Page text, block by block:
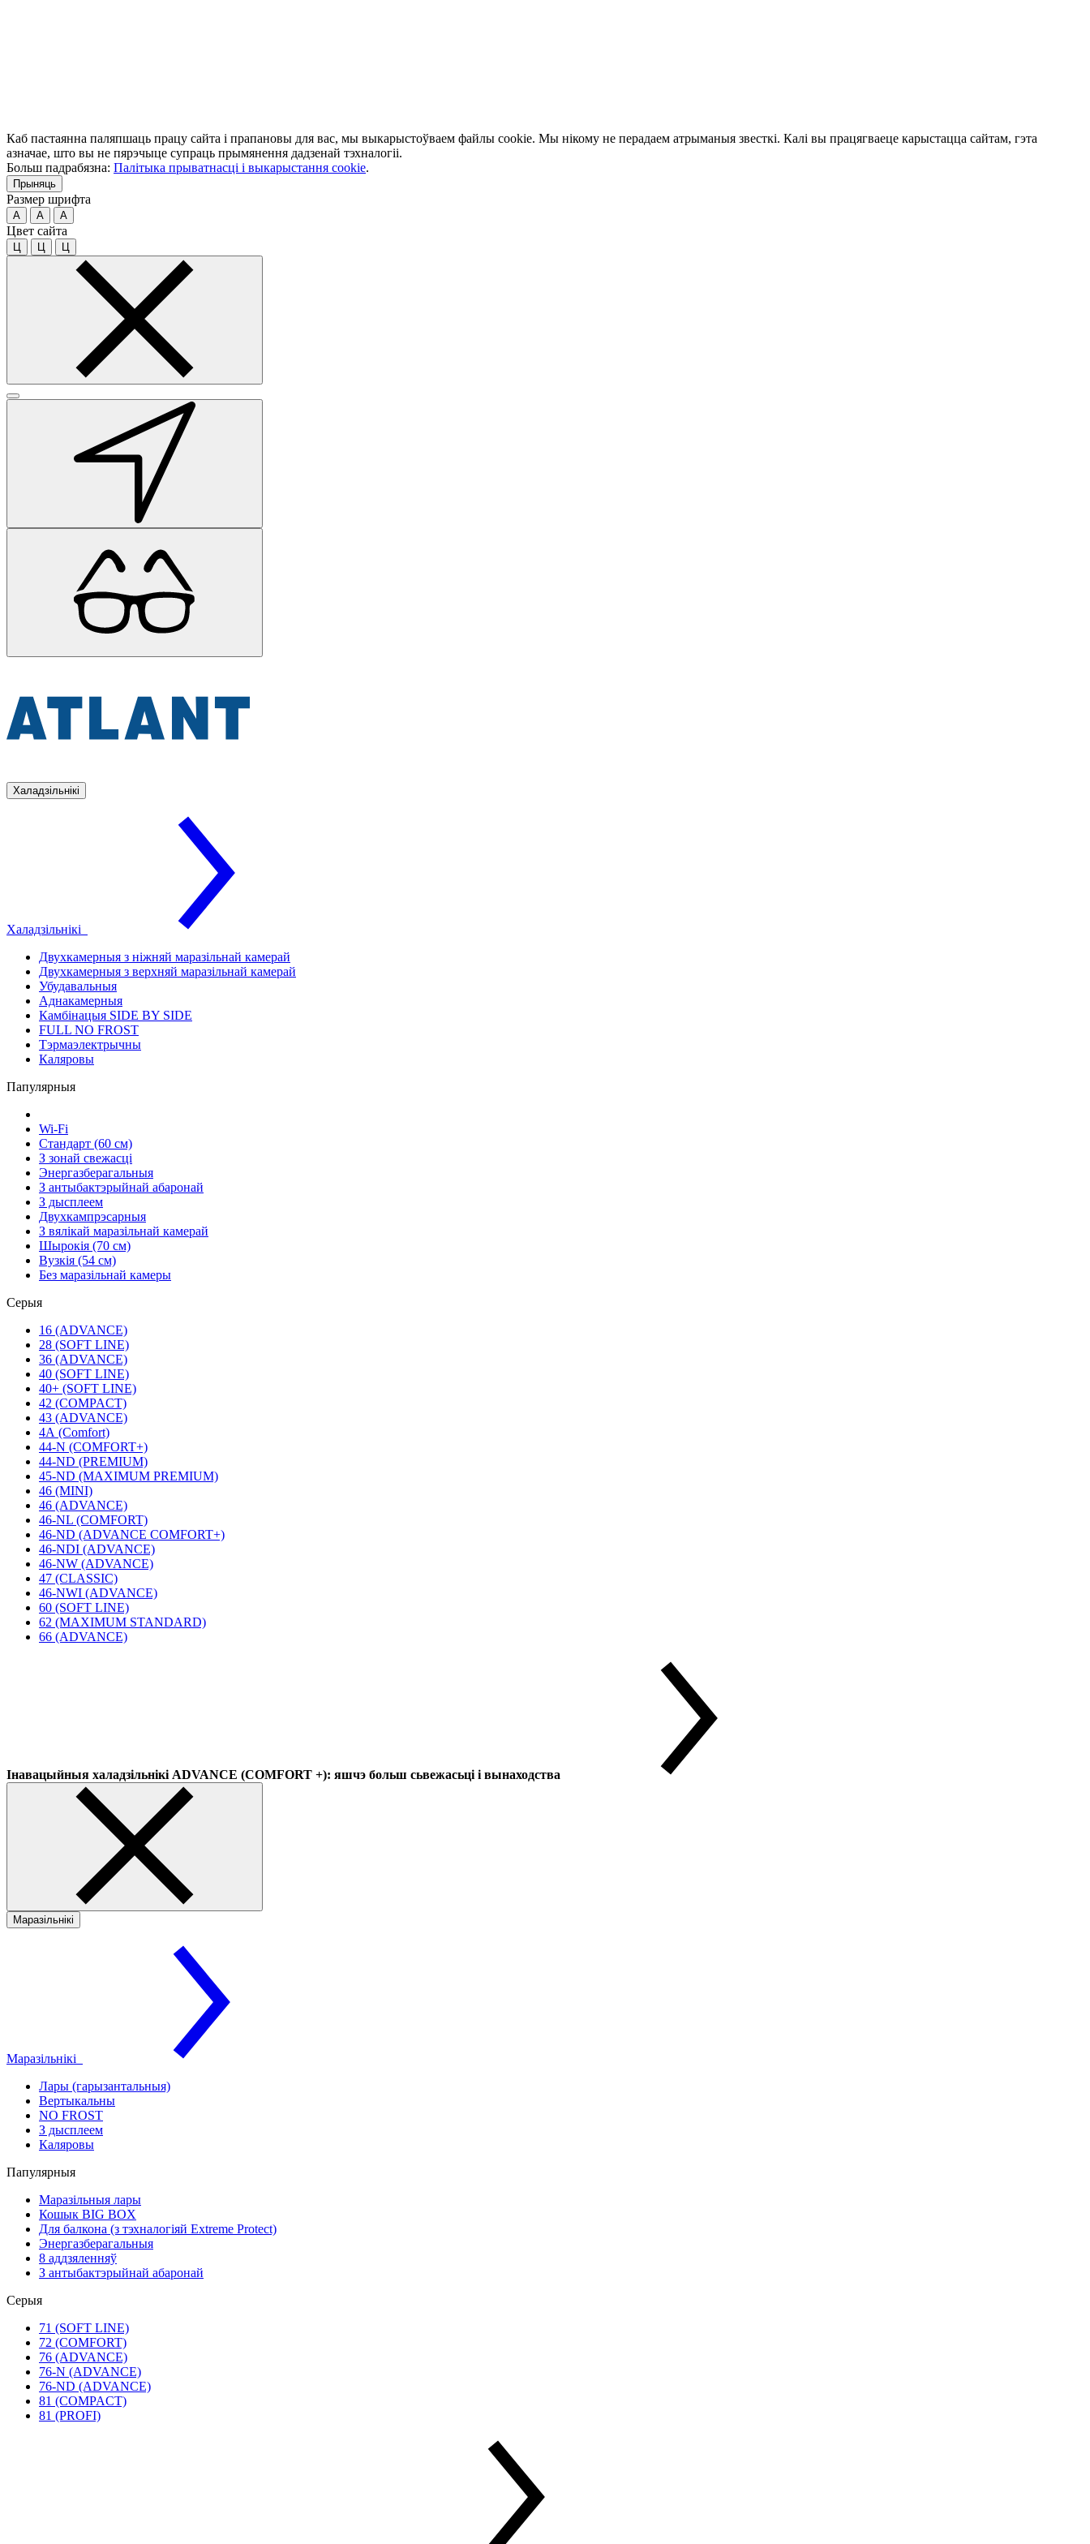
Каб пастаянна паляпшаць працу сайта і прапановы для вас, мы выкарыстоўваем файлы cookie. Мы нікому не перадаем атрыманыя звесткі. Калі вы працягваеце карыстацца сайтам, гэта
азначае, што вы не пярэчыце супраць прымянення дадзенай тэхналогіі.
Больш падрабязна: Палітыка прыватнасці і выкарыстання cookie.
Прыняць
Размер шрифта
A A A
Цвет сайта
Ц Ц Ц
Халадзільнікі
Халадзільнікі
Двухкамерныя з ніжняй маразільнай камерай
Двухкамерныя з верхняй маразільнай камерай
Убудавальныя
Аднакамерныя
Камбінацыя SIDE BY SIDE
FULL NO FROST
Тэрмаэлектрычны
Каляровы
Папулярныя
Wi-Fi
Стандарт (60 см)
З зонай свежасці
Энергазберагальныя
З антыбактэрыйнай абаронай
З дысплеем
Двухкампрэсарныя
З вялікай маразільнай камерай
Шырокія (70 см)
Вузкія (54 см)
Без маразільнай камеры
Серыя
16 (ADVANCE)
28 (SOFT LINE)
36 (ADVANCE)
40 (SOFT LINE)
40+ (SOFT LINE)
42 (COMPACT)
43 (ADVANCE)
4А (Comfort)
44-N (COMFORT+)
44-ND (PREMIUM)
45-ND (MAXIMUM PREMIUM)
46 (MINI)
46 (ADVANCE)
46-NL (COMFORT)
46-ND (ADVANCE COMFORT+)
46-NDI (ADVANCE)
46-NW (ADVANCE)
47 (CLASSIC)
46-NWI (ADVANCE)
60 (SOFT LINE)
62 (MAXIMUM STANDARD)
66 (ADVANCE)
Інавацыйныя халадзільнікі ADVANCE (COMFORT +): яшчэ больш сьвежасьці і вынаходства
Маразільнікі
Маразільнікі
Лары (гарызантальныя)
Вертыкальны
NO FROST
З дысплеем
Каляровы
Папулярныя
Маразільныя лары
Кошык BIG BOX
Для балкона (з тэхналогіяй Extreme Protect)
Энергазберагальныя
8 аддзяленняў
З антыбактэрыйнай абаронай
Серыя
71 (SOFT LINE)
72 (COMFORT)
76 (ADVANCE)
76-N (ADVANCE)
76-ND (ADVANCE)
81 (COMPACT)
81 (PROFI)